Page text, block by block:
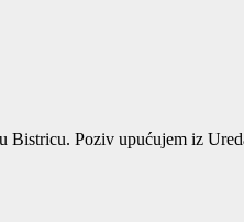
Poziv upućujem iz